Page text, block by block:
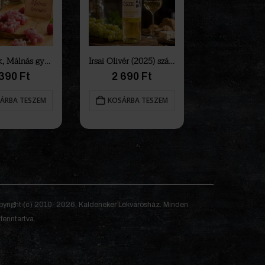
Teamacik, Málnás gyümölcstea gumicukor üvegben
Ft
TESZEM
Irsai Olivér (2025) száraz fehérbor
2 690 Ft
KOSÁRBA TESZEM
(c) 2010-2026, Kaldeneker Lekvárosház. Minden